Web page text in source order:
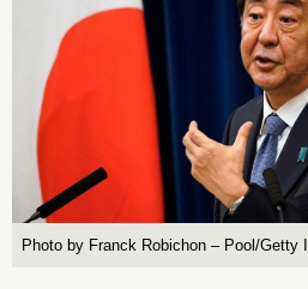
Photo by Franck Robichon – Pool/Getty